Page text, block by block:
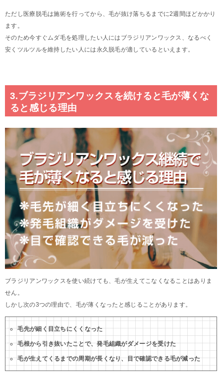
ただし医療脱毛は施術を行ってから、毛が抜け落ちるまでに2週間ほどかかり
ます。
そのため今すぐムダ毛を処理したい人にはブラジリアンワックス、なるべく
安くツルツルを維持したい人には永久脱毛が適しているといえます。
3.ブラジリアンワックスを続けると毛が薄くな
ると感じる理由
ブラジリアンワックスを使い続けても、毛が生えてこなくなることはありま
せん。
しかし次の3つの理由で、毛が薄くなったと感じることがあります。
毛先が細く目立ちにくくなった
毛根から引き抜いたことで、発毛組織がダメージを受けた
毛が生えてくるまでの周期が長くなり、目で確認できる毛が減った